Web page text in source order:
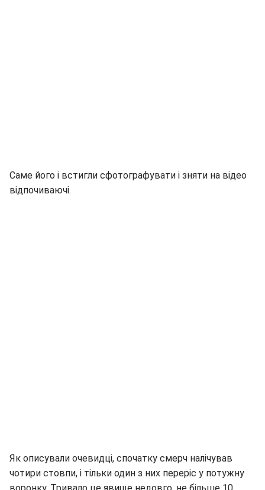
Саме його і встигли сфотографувати і зняти на відео
відпочиваючі.
Як описували очевидці, спочатку смерч налічував
чотири стовпи, і тільки один з них переріс у потужну